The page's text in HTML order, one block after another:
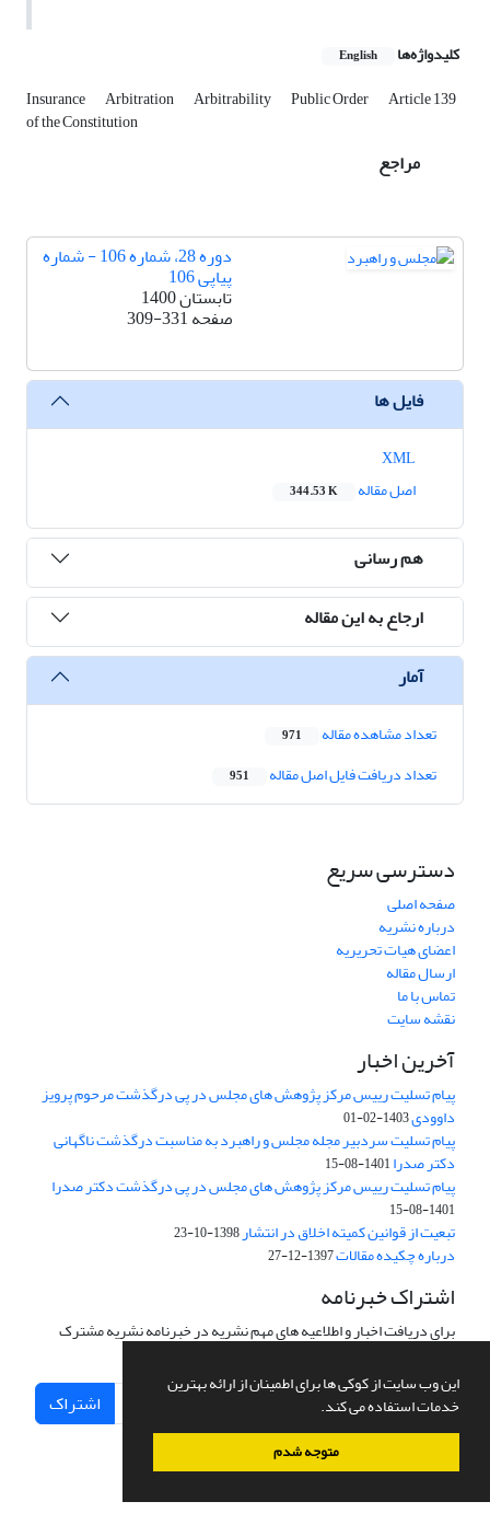
این وب سایت از کوکی ها برای اطمینان از ارائه بهترین
خدمات استفاده می کند.
متوجه شدم
کلیدواژه‌ها English
Insurance Arbitration Arbitrability Public Order Article 139
of the Constitution
مراجع
دوره 28، شماره 106 - شماره
پیاپی 106
تابستان 1400
صفحه309-331
فایل ها
اصل مقاله
344.53 K
هم رسانی
ارجاع به این مقاله
آمار
تعداد مشاهده مقاله 971
تعداد دریافت فایل اصل مقاله 951
دسترسی سریع
صفحه اصلی
درباره نشریه
اعضای هیات تحریریه
ارسال مقاله
تماس با ما
نقشه سایت
آخرین اخبار
پیام تسلیت رییس مرکز پژوهش های مجلس در پی درگذشت مرحوم پرویز
داوودی1403-02-01
پیام تسلیت سردبیر مجله مجلس و راهبرد به مناسبت درگذشت ناگهانی
دکتر صدرا1401-08-15
پیام تسلیت رییس مرکز پژوهش های مجلس در پی درگذشت دکتر صدرا
1401-08-15
تبعیت از قوانین کمیته اخلاق در انتشار1398-10-23
درباره چکیده مقالات1397-12-27
اشتراک خبرنامه
برای دریافت اخبار و اطلاعیه های مهم نشریه در خبرنامه نشریه مشترک
اشتراک